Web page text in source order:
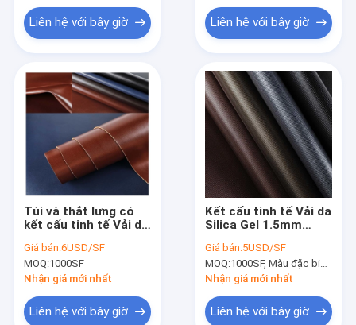
Liên hệ với bây giờ Liên hệ với bây giờ
Túi và thắt lưng có
kết cấu tinh tế Vải da
100cm
Giá bán:6USD/SF
MOQ:1000SF
Nhận giá mới nhất
Liên hệ với bây giờ
Kết cấu tinh tế Vải da
Silica Gel 1.5mm
Giá bán:5USD/SF
MOQ:1000SF, Màu đặc biệt (Màu chủ đạo là đen, nâu và xanh)
Nhận giá mới nhất
Liên hệ với bây giờ